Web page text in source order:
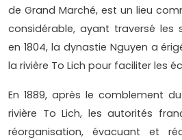
de Grand Marché, est un lieu
considérable, ayant traversé les
en 1804, la dynastie Nguyen a
la rivière To Lich pour faciliter les
En 1889, après le comblement
rivière To Lich, les autorités
réorganisation, évacuant et